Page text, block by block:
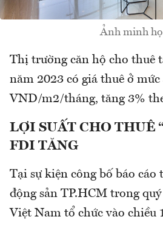
Ảnh minh
Thị trường căn hộ cho thuê
năm 2023 có giá thuê ở mức
VND/m2/tháng, tăng 3%
LỢI SUẤT CHO THUÊ
FDI TĂNG
Tại sự kiện công bố báo
động sản TP.HCM trong
Việt Nam tổ chức vào chiều